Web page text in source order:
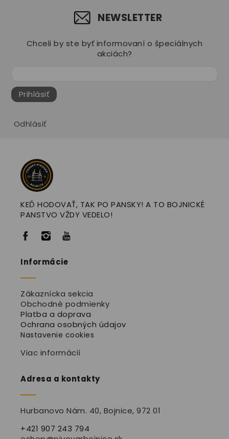
NEWSLETTER
Chceli by ste byť informovaní o špeciálnych
akciách?
Prihlásiť
Odhlásiť
KEĎ HODOVAŤ, TAK PO PANSKY! A TO BOJNICKÉ
PANSTVO VŽDY VEDELO!
Informácie
Zákaznícka sekcia
Obchodné podmienky
Platba a doprava
Ochrana osobných údajov
Nastavenie cookies
Viac informácií
Adresa a kontakty
Hurbanovo Nám. 40, Bojnice, 972 01
+421 907 243 794